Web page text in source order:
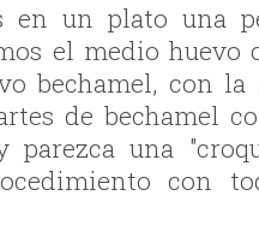
en un plato una
el medio huevo
bechamel, con la
de bechamel
parezca una
con